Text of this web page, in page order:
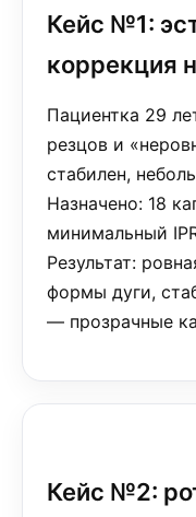
Кейс №1:
коррекция
Пациентка 29
резцов и
стабилен,
Назначено: 18
минимальный
Результат:
формы дуги,
— прозрачные
Кейс №2: